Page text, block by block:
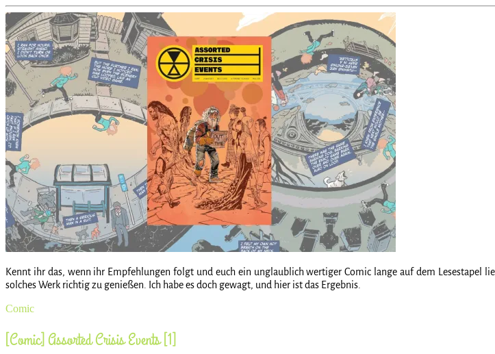
Kennt ihr das, wenn ihr Empfehlungen folgt und euch ein unglaublich wertiger Comic lange auf dem Lesestapel
solches Werk richtig zu genießen. Ich habe es doch gewagt, und hier ist das Ergebnis.
Comic
[Comic] Assorted Crisis Events [1]